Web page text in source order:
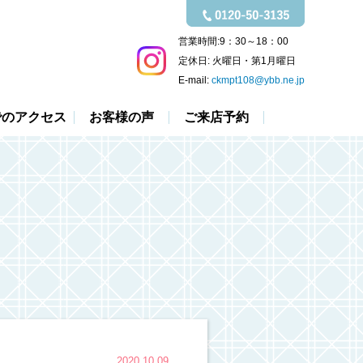
営業時間:9：30～18：00
定休日: 火曜日・第1月曜日
E-mail: ckmpt108@ybb.ne.jp
アクセス お客様の声 ご来店予約